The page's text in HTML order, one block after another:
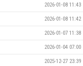
2026-01-08 11:43
2026-01-08 11:42
2026-01-07 11:38
2026-01-04 07:00
2025-12-27 23:39